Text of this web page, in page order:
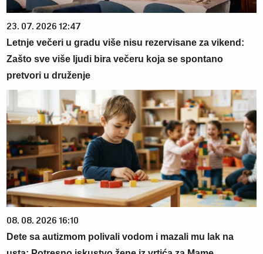
23. 07. 2026 12:47
Letnje večeri u gradu više nisu rezervisane za vikend:
Zašto sve više ljudi bira večeru koja se spontano
pretvori u druženje
08. 08. 2026 16:10
Dete sa autizmom polivali vodom i mazali mu lak na